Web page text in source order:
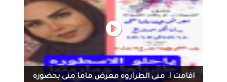
اقامت ا. منى الطراروه معرض ماما منى بحضوره